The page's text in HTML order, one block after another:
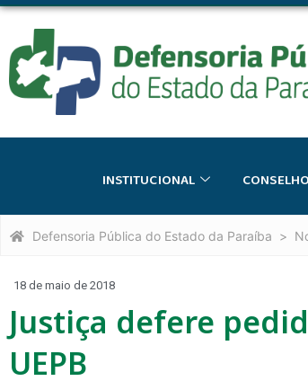
INSTITUCIONAL
Defensoria Pública do Estado da Paraíba
18 de maio de 2018
Justiça defere
UEPB